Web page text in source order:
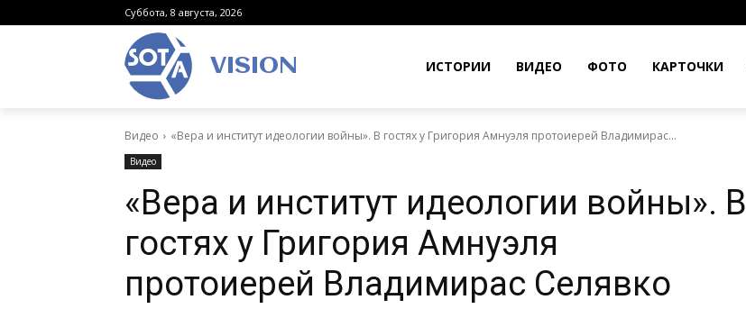
Суббота, 8 августа, 2026
VISION ИСТОРИИ ВИДЕО ФОТО КАРТОЧКИ
Видео «Вера и институт идеологии войны». В гостях у Григория Амнуэля протоиерей Владимирас...
Видео
«Вера и институт идеологии войны». В
гостях у Григория Амнуэля
протоиерей Владимирас Селявко